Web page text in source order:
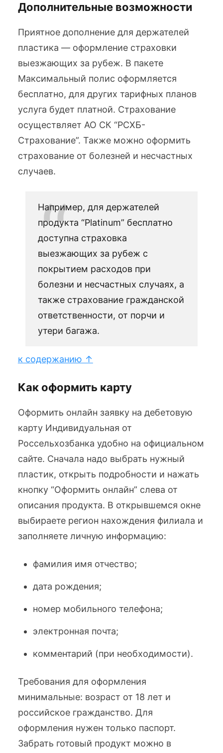
Дополнительные возможности
Приятное дополнение для держателей
пластика — оформление страховки
выезжающих за рубеж. В пакете
Максимальный полис оформляется
бесплатно, для других тарифных планов
услуга будет платной. Страхование
осуществляет АО СК “РСХБ-
Страхование”. Также можно оформить
страхование от болезней и несчастных
случаев.
Например, для держателей
продукта “Platinum” бесплатно
доступна страховка
выезжающих за рубеж с
покрытием расходов при
болезни и несчастных случаях, а
также страхование гражданской
ответственности, от порчи и
утери багажа.
к содержанию ↑
Как оформить карту
Оформить онлайн заявку на дебетовую
карту Индивидуальная от
Россельхозбанка удобно на официальном
сайте. Сначала надо выбрать нужный
пластик, открыть подробности и нажать
кнопку “Оформить онлайн” слева от
описания продукта. В открывшемся окне
выбираете регион нахождения филиала и
заполняете личную информацию:
фамилия имя отчество;
дата рождения;
номер мобильного телефона;
электронная почта;
комментарий (при необходимости).
Требования для оформления
минимальные: возраст от 18 лет и
российское гражданство. Для
оформления нужен только паспорт.
Забрать готовый продукт можно в